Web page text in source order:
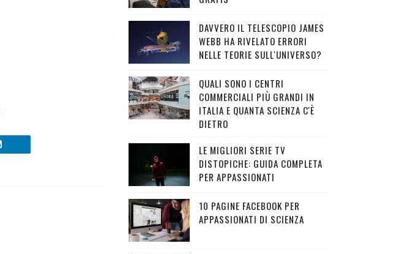
DAVVERO IL TELESCOPIO JAMES
WEBB HA RIVELATO ERRORI
NELLE TEORIE SULL'UNIVERSO?
QUALI SONO I CENTRI
COMMERCIALI PIÙ GRANDI IN
ITALIA E QUANTA SCIENZA C'È
DIETRO
LE MIGLIORI SERIE TV
DISTOPICHE: GUIDA COMPLETA
PER APPASSIONATI
10 PAGINE FACEBOOK PER
APPASSIONATI DI SCIENZA